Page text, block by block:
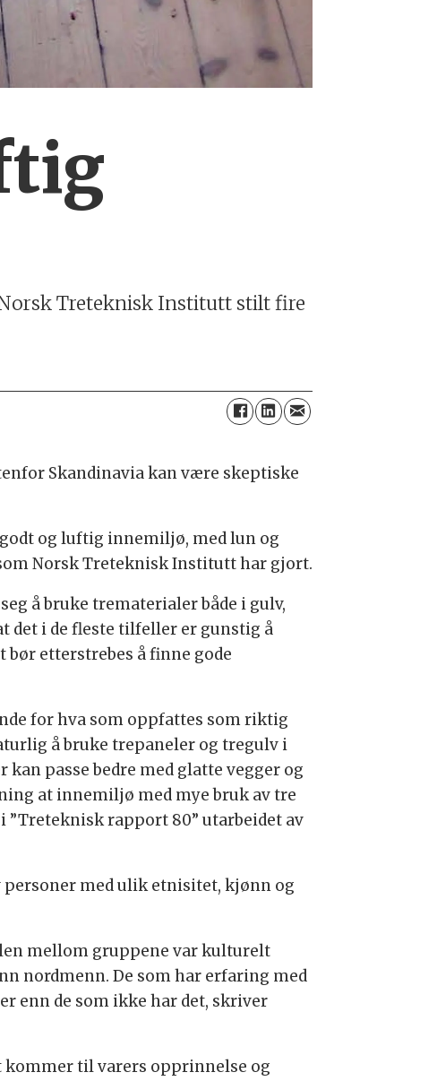
Treteknisk Institutt stilt fire
Skandinavia kan være skeptiske
og luftig innemiljø, med lun og
Norsk Treteknisk Institutt har gjort.
å bruke trematerialer både i gulv,
det i de fleste tilfeller er gunstig å
etterstrebes å finne gode
for hva som oppfattes som riktig
å bruke trepaneler og tregulv i
passe bedre med glatte vegger og
at innemiljø med mye bruk av tre
rapport 80” utarbeidet av
med ulik etnisitet, kjønn og
mellom gruppene var kulturelt
nordmenn. De som har erfaring med
enn de som ikke har det, skriver
til varers opprinnelse og